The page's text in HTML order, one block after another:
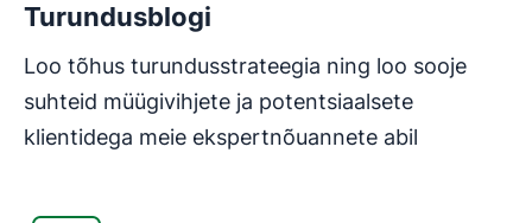
Turundusblogi
Loo tõhus turundusstrateegia ning loo sooje
suhteid müügivihjete ja potentsiaalsete
klientidega meie ekspertnõuannete abil